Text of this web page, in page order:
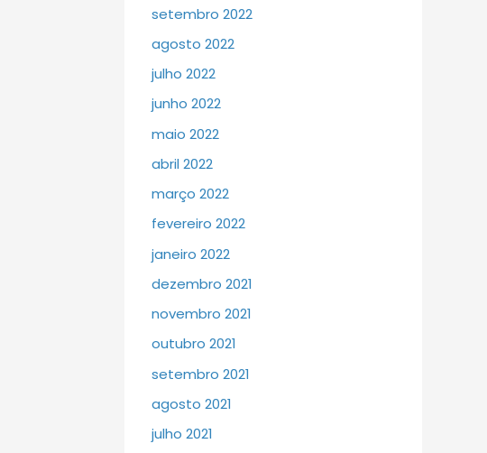
setembro 2022
agosto 2022
julho 2022
junho 2022
maio 2022
abril 2022
março 2022
fevereiro 2022
janeiro 2022
dezembro 2021
novembro 2021
outubro 2021
setembro 2021
agosto 2021
julho 2021